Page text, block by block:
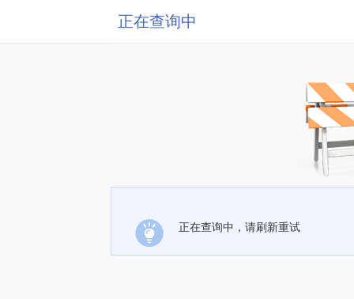
正在查询中
正在查询中，请刷新重试